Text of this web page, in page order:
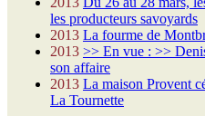
les producteurs savoyards
2013 La fourme de
2013 >> En vue : >>
son affaire
2013 La maison Provent
La Tournette